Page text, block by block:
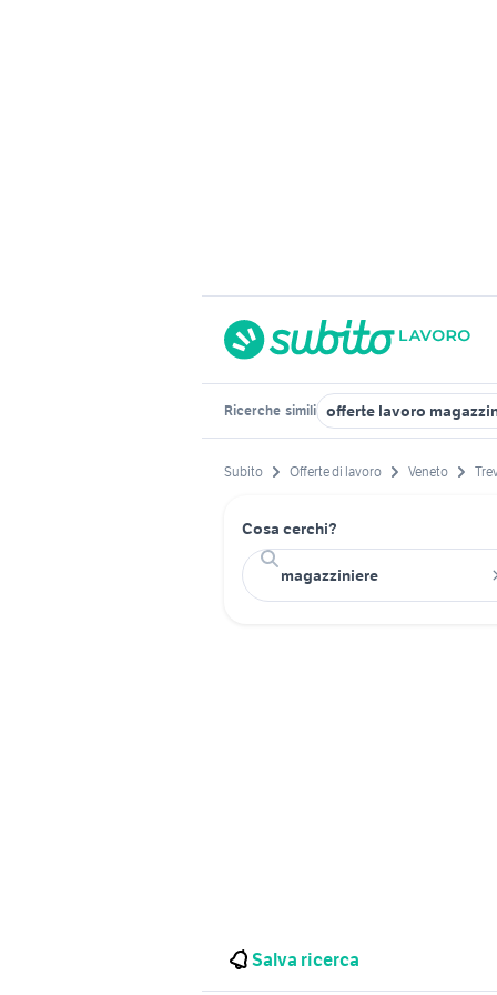
Ricerche simili offerte lavoro
Subito Offerte di lavoro Veneto
Cosa cerchi?
Salva ricerca